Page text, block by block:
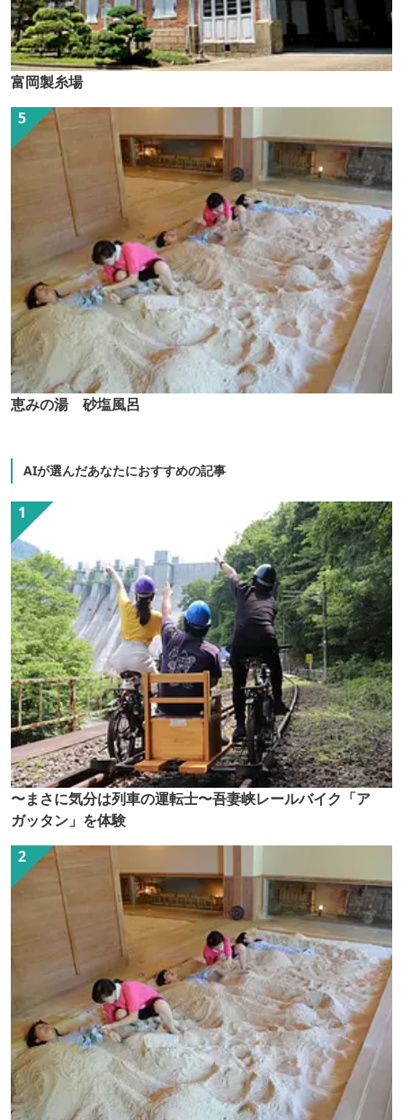
富岡製糸場
恵みの湯 砂塩風呂
AIが選んだあなたにおすすめの記事
〜まさに気分は列車の運転士〜吾妻峡レールバイク「ア
ガッタン」を体験